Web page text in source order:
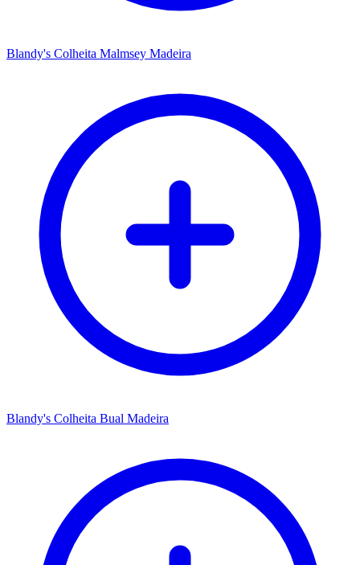
Blandy's Colheita Malmsey Madeira
Blandy's Colheita Bual Madeira